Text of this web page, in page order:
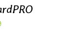
Prijsklasse: